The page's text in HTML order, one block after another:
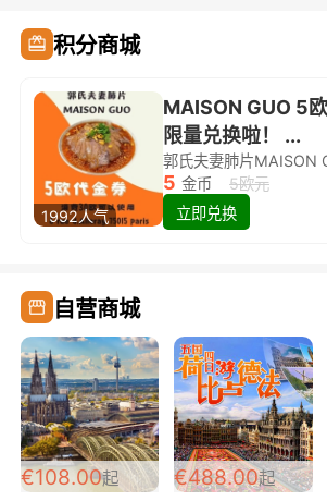
积分商城
1992人气
MAISON GUO 5
限量兑换啦！ ...
5 金币
5欧元
立即兑换
自营商城
€108.00起 €488.00起